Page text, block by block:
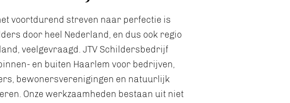
voortdurend streven naar perfectie is
door heel Nederland, en dus ook regio
veelgevraagd. JTV Schildersbedrijf
en buiten Haarlem voor bedrijven,
bewonersverenigingen en natuurlijk
Onze werkzaamheden bestaan uit niet